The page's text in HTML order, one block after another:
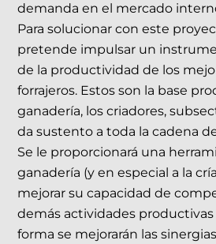
demanda en el mercado
Para solucionar con este
pretende impulsar un
de la productividad de los
forrajeros. Estos son la base
ganadería, los criadores,
da sustento a toda la cadena
Se le proporcionará una
ganadería (y en especial a la
mejorar su capacidad de
demás actividades productivas
forma se mejorarán las